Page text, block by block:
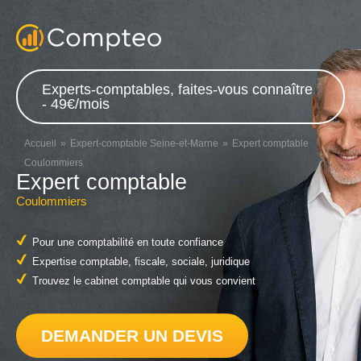
Experts-comptables, faites-vous connaître
- 49€/mois
Accueil Expert-comptable Seine-et-Marne
Expert comptable
Coulommiers
Expert comptable
Coulommiers
Pour une comptabilité en toute confiance
Expertise comptable, fiscale, sociale, juridique
Trouvez le cabinet comptable qui vous convient
DEMANDER UN DEVIS